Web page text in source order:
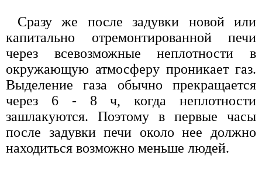
Сразу же после задувки новой или
капитально отремонтированной печи
через всевозможные неплотности в
окружающую атмосферу проникает газ.
Выделение газа обычно прекращается
через 6 - 8 ч, когда неплотности
зашлакуются. Поэтому в первые часы
после задувки печи около нее должно
находиться возможно меньше людей.